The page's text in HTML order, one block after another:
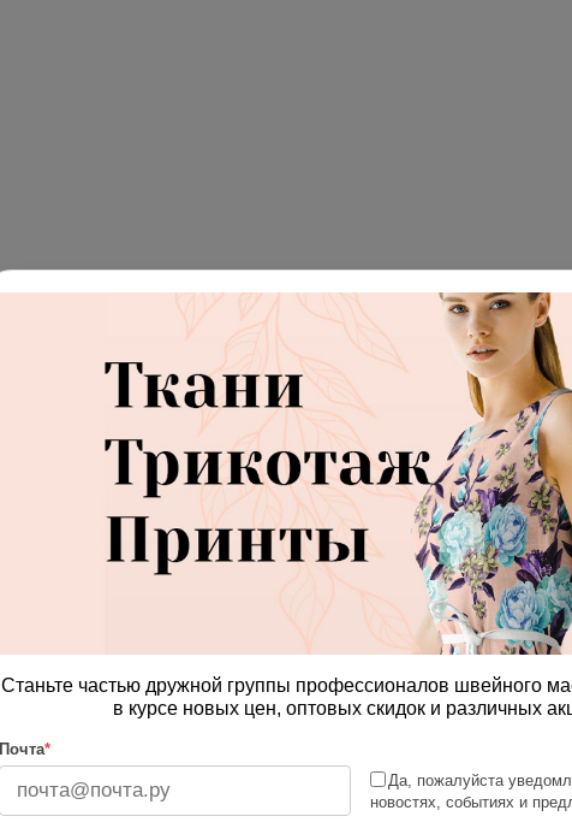
Станьте частью дружной группы профессионалов швейного
в курсе новых цен, оптовых скидок и различных
Почта*
Да, пожалуйста
новостях, событиях и